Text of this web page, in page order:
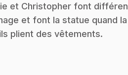
et Christopher font
et font la statue quand
plient des vêtements.